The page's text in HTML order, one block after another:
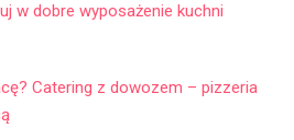
w dobre wyposażenie kuchni
Catering z dowozem – pizzeria